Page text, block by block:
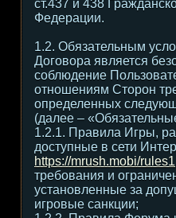
ст.437 и 438
Федерации.
1.2. Обязательным
Договора является
соблюдение
отношениям Сторон
определенных
(далее –
1.2.1. Правила Игры,
доступные в сети
https://mrush.mobi/rules1
требования и
установленные за
игровые санкции;